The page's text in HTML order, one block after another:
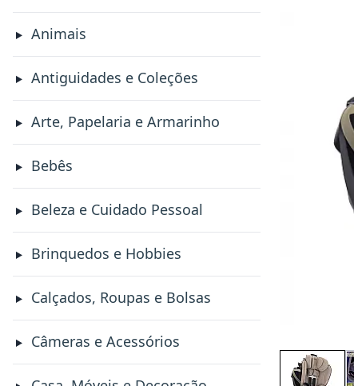
Animais
Antiguidades e Coleções
Arte, Papelaria e Armarinho
Bebês
Beleza e Cuidado Pessoal
Brinquedos e Hobbies
Calçados, Roupas e Bolsas
Câmeras e Acessórios